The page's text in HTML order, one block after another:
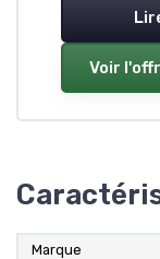
Voir
Marque